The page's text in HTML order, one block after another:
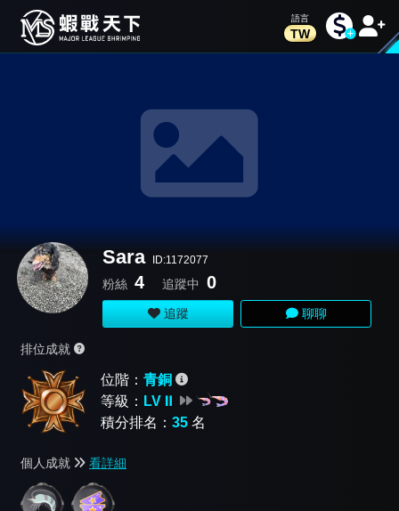
TW
Sara ID:1172077
粉絲 4 追蹤中 0
追蹤 聊聊
排位成就
位階： 青銅
等級： LV Ⅱ
積分排名： 35 名
個人成就 看詳細